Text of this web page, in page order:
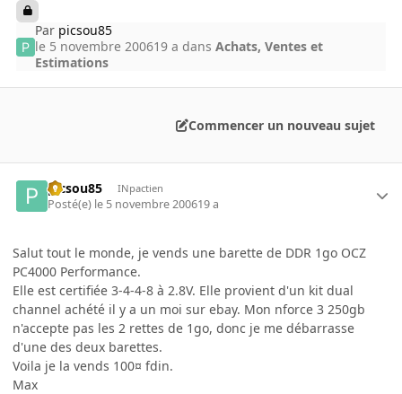
Par picsou85
le 5 novembre 200619 a dansAchats, Ventes et
Estimations
Commencer un nouveau sujet
picsou85 INpactien
Posté(e) le 5 novembre 200619 a
Salut tout le monde, je vends une barette de DDR 1go OCZ
PC4000 Performance.
Elle est certifiée 3-4-4-8 à 2.8V. Elle provient d'un kit dual
channel achété il y a un moi sur ebay. Mon nforce 3 250gb
n'accepte pas les 2 rettes de 1go, donc je me débarrasse
d'une des deux barettes.
Voila je la vends 100¤ fdin.
Max